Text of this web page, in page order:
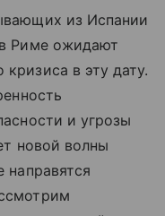
из Испании
Риме ожидают
в эту дату.
и угрозы
новой волны
направятся